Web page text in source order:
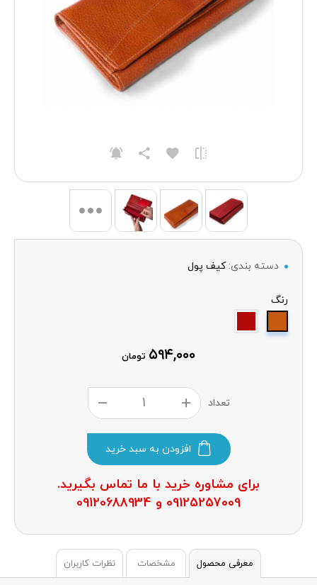
دسته بندی:کیف پول
رنگ
۵۹۴,۰۰۰ تومان
تعداد
افزودن به سبد خرید
برای مشاوره خرید با ما تماس بگیرید.
09125257009 و 09120688934
معرفی محصول مشخصات نظرات کاربران